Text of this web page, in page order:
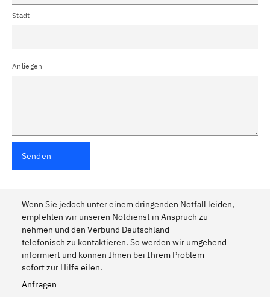
Stadt
Anliegen
Senden
Wenn Sie jedoch unter einem dringenden Notfall leiden,
empfehlen wir unseren Notdienst in Anspruch zu
nehmen und den Verbund Deutschland
telefonisch zu kontaktieren. So werden wir umgehend
informiert und können Ihnen bei Ihrem Problem
sofort zur Hilfe eilen.
Anfragen